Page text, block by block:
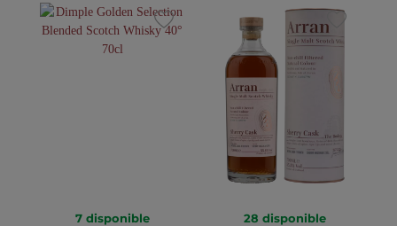
7 disponible 28 disponible